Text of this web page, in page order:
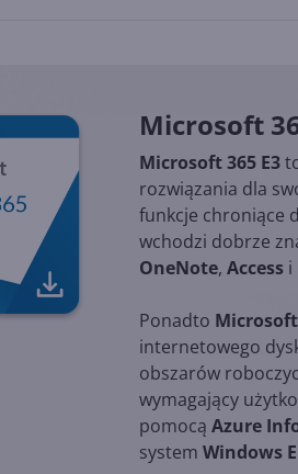
Microsoft
Microsoft 365 E3
rozwiązania dla
funkcje chroniące
wchodzi dobrze
OneNote, Access i
Ponadto Microsoft
internetowego
obszarów
wymagający
pomocą Azure
system Windows